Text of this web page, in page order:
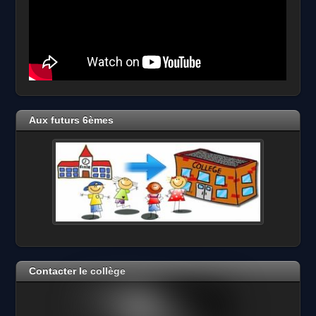
Aux futurs 6èmes
Contacter le collège